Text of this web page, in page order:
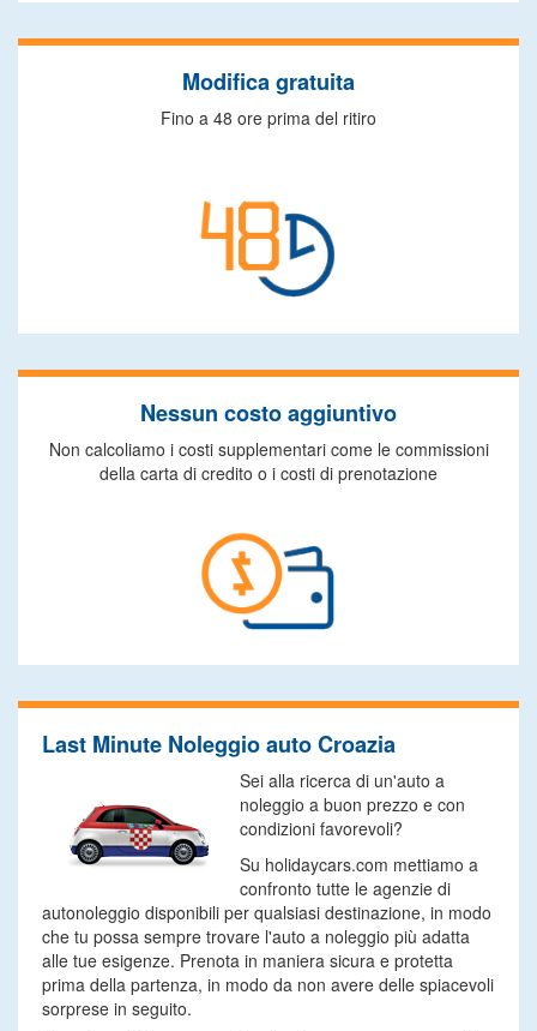
Modifica gratuita
Fino a 48 ore prima del ritiro
Nessun costo aggiuntivo
Non calcoliamo i costi supplementari come le commissioni
della carta di credito o i costi di prenotazione
Last Minute Noleggio auto Croazia
Sei alla ricerca di un'auto a
noleggio a buon prezzo e con
condizioni favorevoli?
Su holidaycars.com mettiamo a
confronto tutte le agenzie di
autonoleggio disponibili per qualsiasi destinazione, in modo
che tu possa sempre trovare l'auto a noleggio più adatta
alle tue esigenze. Prenota in maniera sicura e protetta
prima della partenza, in modo da non avere delle spiacevoli
sorprese in seguito.